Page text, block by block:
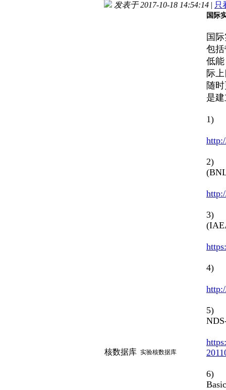
发表于 2017-10-18 14:54:14 | 只
核数据库 实验核数据库
国际
国
包括
低
际
随
是
1)
2)
3)
4)
5)
6)